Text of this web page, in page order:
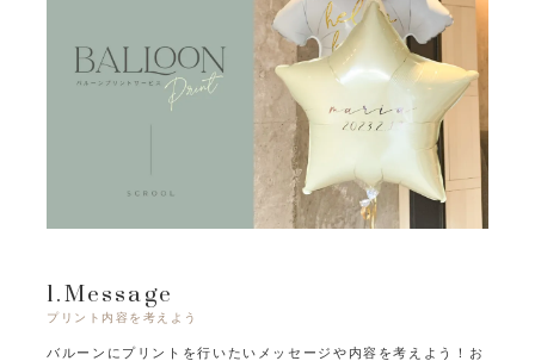
1.Message
プリント内容を考えよう
バルーンにプリントを行いたいメッセージや内容を考えよう！
お